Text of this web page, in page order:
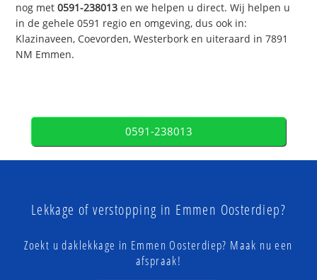
nog met0591-238013 en we helpen u direct. Wij helpen u
in de gehele 0591 regio en omgeving, dus ook in:
Klazinaveen, Coevorden, Westerbork en uiteraard in 7891
NM Emmen.
0591-238013
Lekkage of verstopping in Emmen Oosterdiep?
Zoekt u daklekkage in Emmen Oosterdiep? Maak nu een
afspraak!